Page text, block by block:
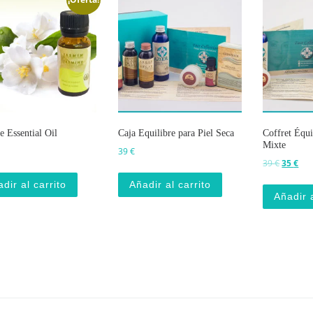
Essential Oil
original era: 6 €.
precio actual es: 5 €.
al carrito
Caja Equilibre para Piel Seca
39€
Añadir al carrito
Coffret
Mixte
39€El
35€El
Añadir